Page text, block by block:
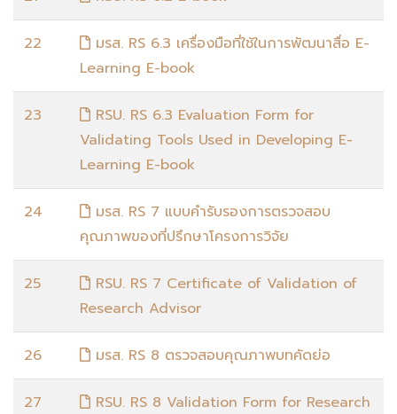
22
มรส. RS 6.3 เครื่องมือที่ใช้ในการพัฒนาสื่อ E-
Learning E-book
23
RSU. RS 6.3 Evaluation Form for
Validating Tools Used in Developing E-
Learning E-book
24
มรส. RS 7 แบบคำรับรองการตรวจสอบ
คุณภาพของที่ปรึกษาโครงการวิจัย
25
RSU. RS 7 Certificate of Validation of
Research Advisor
26 มรส. RS 8 ตรวจสอบคุณภาพบทคัดย่อ
27
RSU. RS 8 Validation Form for Research